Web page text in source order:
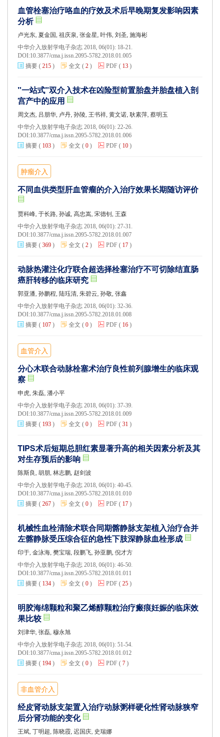
血管栓塞治疗咯血的疗效及术后早晚期复发影响因素
分析
卢光东, 夏金国, 祖庆泉, 张金星, 叶伟, 刘圣, 施海彬
中华介入放射学电子杂志 2018, 06(01): 18-21.
DOI:10.3877/cma.j.issn.2095-5782.2018.01.005
摘要 ( 215 ) 全文 ( 2 ) PDF ( 13 )
"一站式"双介入技术在凶险型前置胎盘并胎盘植入剖
宫产中的应用
周文杰, 吕朋华, 卢丹, 孙陵, 王书祥, 黄文诺, 耿素萍, 蔡明玉
中华介入放射学电子杂志 2018, 06(01): 22-26.
DOI:10.3877/cma.j.issn.2095-5782.2018.01.006
摘要 ( 103 ) 全文 ( 0 ) PDF ( 10 )
肿瘤介入
不同血供类型肝血管瘤的介入治疗效果长期随访评价
贾科峰, 于长路, 孙诚, 高忠嵩, 宋德钊, 王森
中华介入放射学电子杂志 2018, 06(01): 27-31.
DOI:10.3877/cma.j.issn.2095-5782.2018.01.007
摘要 ( 369 ) 全文 ( 2 ) PDF ( 17 )
动脉热灌注化疗联合超选择栓塞治疗不可切除结直肠
癌肝转移的临床研究
郭亚潘, 孙鹏程, 陆珏清, 朱碧云, 孙敬, 张鑫
中华介入放射学电子杂志 2018, 06(01): 32-36.
DOI:10.3877/cma.j.issn.2095-5782.2018.01.008
摘要 ( 107 ) 全文 ( 0 ) PDF ( 16 )
血管介入
分心木联合动脉栓塞术治疗良性前列腺增生的临床观
察
申虎, 朱磊, 潘小平
中华介入放射学电子杂志 2018, 06(01): 37-39.
DOI:10.3877/cma.j.issn.2095-5782.2018.01.009
摘要 ( 193 ) 全文 ( 0 ) PDF ( 31 )
TIPS术后短期总胆红素显著升高的相关因素分析及其
对生存预后的影响
陈斯良, 胡朋, 林志鹏, 赵剑波
中华介入放射学电子杂志 2018, 06(01): 40-45.
DOI:10.3877/cma.j.issn.2095-5782.2018.01.010
摘要 ( 267 ) 全文 ( 0 ) PDF ( 17 )
机械性血栓清除术联合同期髂静脉支架植入治疗合并
左髂静脉受压综合征的急性下肢深静脉血栓形成
印于, 金泳海, 樊宝瑞, 段鹏飞, 孙亚鹏, 倪才方
中华介入放射学电子杂志 2018, 06(01): 46-50.
DOI:10.3877/cma.j.issn.2095-5782.2018.01.011
摘要 ( 134 ) 全文 ( 0 ) PDF ( 25 )
明胶海绵颗粒和聚乙烯醇颗粒治疗瘢痕妊娠的临床效
果比较
刘津华, 张磊, 穆永旭
中华介入放射学电子杂志 2018, 06(01): 51-54.
DOI:10.3877/cma.j.issn.2095-5782.2018.01.012
摘要 ( 194 ) 全文 ( 0 ) PDF ( 7 )
非血管介入
经皮肾动脉支架置入治疗动脉粥样硬化性肾动脉狭窄
后分肾功能的变化
王斌, 丁明超, 陈晓霞, 迟国庆, 史瑞娜